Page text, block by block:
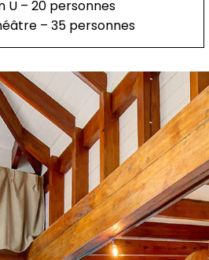
U – 20 personnes
– 35 personnes